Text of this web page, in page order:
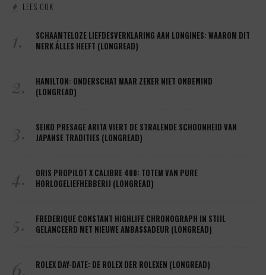
LEES OOK
1.
SCHAAMTELOZE LIEFDESVERKLARING AAN LONGINES: WAAROM DIT
MERK ÁLLES HEEFT (LONGREAD)
2.
HAMILTON: ONDERSCHAT MAAR ZEKER NIET ONBEMIND
(LONGREAD)
3.
SEIKO PRESAGE ARITA VIERT DE STRALENDE SCHOONHEID VAN
JAPANSE TRADITIES (LONGREAD)
4.
ORIS PROPILOT X CALIBRE 400: TOTEM VAN PURE
HORLOGELIEFHEBBERIJ (LONGREAD)
5.
FREDERIQUE CONSTANT HIGHLIFE CHRONOGRAPH IN STIJL
GELANCEERD MET NIEUWE AMBASSADEUR (LONGREAD)
6. ROLEX DAY-DATE: DE ROLEX DER ROLEXEN (LONGREAD)